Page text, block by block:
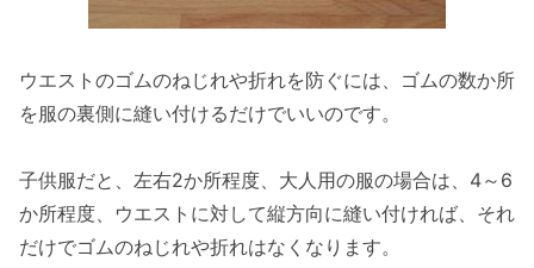
ウエストのゴムのねじれや折れを防ぐには、ゴムの数か所
を服の裏側に縫い付けるだけでいいのです。
子供服だと、左右2か所程度、大人用の服の場合は、4～6
か所程度、ウエストに対して縦方向に縫い付ければ、それ
だけでゴムのねじれや折れはなくなります。